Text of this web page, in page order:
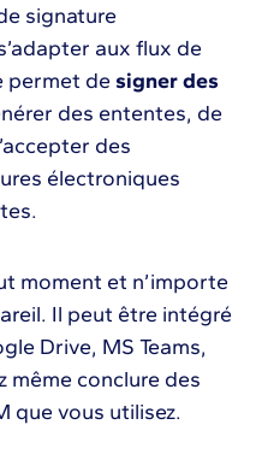
signature
aux flux de
permet de signer des
des ententes, de
des
électroniques
moment et n’importe
Il peut être intégré
Drive, MS Teams,
même conclure des
que vous utilisez.